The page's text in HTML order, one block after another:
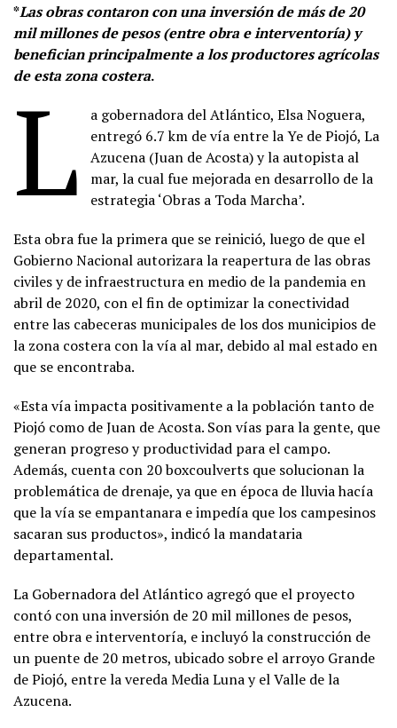
*Las obras contaron con una inversión de más de 20
mil millones de pesos (entre obra e interventoría) y
benefician principalmente a los productores agrícolas
de esta zona costera.
L
a gobernadora del Atlántico, Elsa Noguera,
entregó 6.7 km de vía entre la Ye de Piojó, La
Azucena (Juan de Acosta) y la autopista al
mar, la cual fue mejorada en desarrollo de la
estrategia ‘Obras a Toda Marcha’.
Esta obra fue la primera que se reinició, luego de que el
Gobierno Nacional autorizara la reapertura de las obras
civiles y de infraestructura en medio de la pandemia en
abril de 2020, con el fin de optimizar la conectividad
entre las cabeceras municipales de los dos municipios de
la zona costera con la vía al mar, debido al mal estado en
que se encontraba.
«Esta vía impacta positivamente a la población tanto de
Piojó como de Juan de Acosta. Son vías para la gente, que
generan progreso y productividad para el campo.
Además, cuenta con 20 boxcoulverts que solucionan la
problemática de drenaje, ya que en época de lluvia hacía
que la vía se empantanara e impedía que los campesinos
sacaran sus productos», indicó la mandataria
departamental.
La Gobernadora del Atlántico agregó que el proyecto
contó con una inversión de 20 mil millones de pesos,
entre obra e interventoría, e incluyó la construcción de
un puente de 20 metros, ubicado sobre el arroyo Grande
de Piojó, entre la vereda Media Luna y el Valle de la
Azucena.